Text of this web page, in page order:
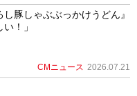
豚しゃぶぶっかけうどん』
！」
CMニュース 2026.07.21